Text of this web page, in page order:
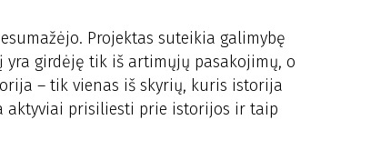
Projektas suteikia galimybę
girdėję tik iš artimųjų pasakojimų, o
– tik vienas iš skyrių, kuris istorija
aktyviai prisiliesti prie istorijos ir taip